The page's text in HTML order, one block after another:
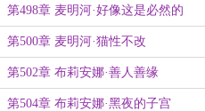
不存在
第498章 麦明河·好像这是必然的
第500章 麦明河·猫性不改
第502章 布莉安娜·善人善缘
第504章 布莉安娜·黑夜的子宫